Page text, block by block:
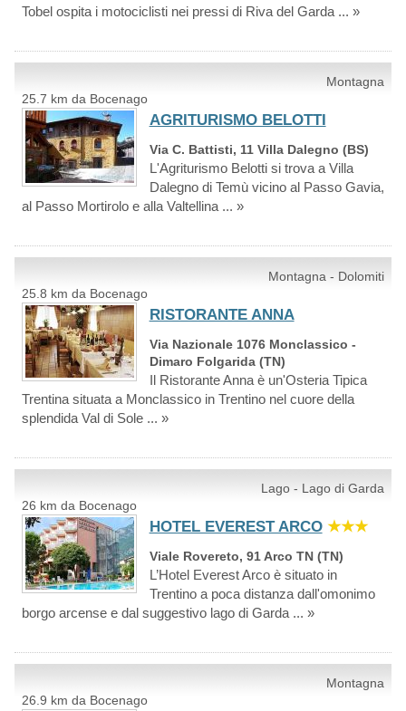
Tobel ospita i motociclisti nei pressi di Riva del Garda ... »
Montagna
25.7 km da Bocenago
AGRITURISMO BELOTTI
Via C. Battisti, 11 Villa Dalegno (BS)
L'Agriturismo Belotti si trova a Villa
Dalegno di Temù vicino al Passo Gavia,
al Passo Mortirolo e alla Valtellina ... »
Montagna - Dolomiti
25.8 km da Bocenago
RISTORANTE ANNA
Via Nazionale 1076 Monclassico -
Dimaro Folgarida (TN)
Il Ristorante Anna è un'Osteria Tipica
Trentina situata a Monclassico in Trentino nel cuore della
splendida Val di Sole ... »
Lago - Lago di Garda
26 km da Bocenago
HOTEL EVEREST ARCO ★★★
Viale Rovereto, 91 Arco TN (TN)
L’Hotel Everest Arco è situato in
Trentino a poca distanza dall'omonimo
borgo arcense e dal suggestivo lago di Garda ... »
Montagna
26.9 km da Bocenago